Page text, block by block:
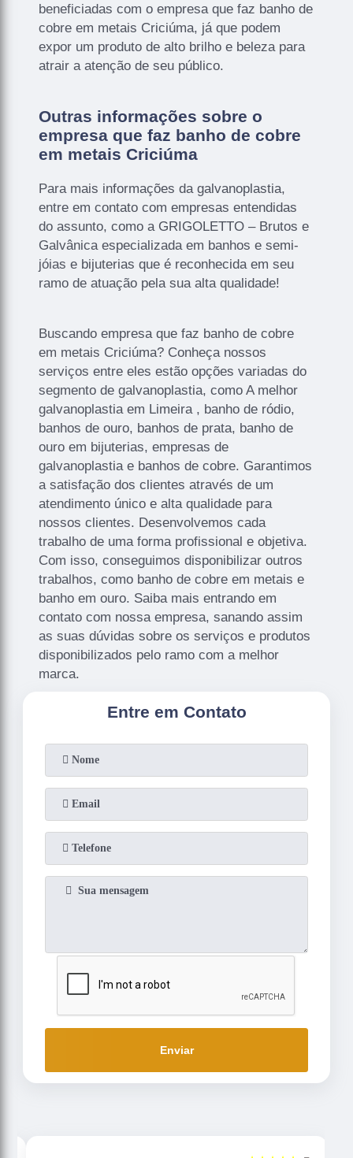
beneficiadas com o empresa que faz banho de
cobre em metais Criciúma, já que podem
expor um produto de alto brilho e beleza para
atrair a atenção de seu público.
Outras informações sobre o
empresa que faz banho de cobre
em metais Criciúma
Para mais informações da galvanoplastia,
entre em contato com empresas entendidas
do assunto, como a GRIGOLETTO – Brutos e
Galvânica especializada em banhos e semi-
jóias e bijuterias que é reconhecida em seu
ramo de atuação pela sua alta qualidade!
Buscando empresa que faz banho de cobre
em metais Criciúma? Conheça nossos
serviços entre eles estão opções variadas do
segmento de galvanoplastia, como A melhor
galvanoplastia em Limeira , banho de ródio,
banhos de ouro, banhos de prata, banho de
ouro em bijuterias, empresas de
galvanoplastia e banhos de cobre. Garantimos
a satisfação dos clientes através de um
atendimento único e alta qualidade para
nossos clientes. Desenvolvemos cada
trabalho de uma forma profissional e objetiva.
Com isso, conseguimos disponibilizar outros
trabalhos, como banho de cobre em metais e
banho em ouro. Saiba mais entrando em
contato com nossa empresa, sanando assim
as suas dúvidas sobre os serviços e produtos
disponibilizados pelo ramo com a melhor
marca.
Entre em Contato
Enviar